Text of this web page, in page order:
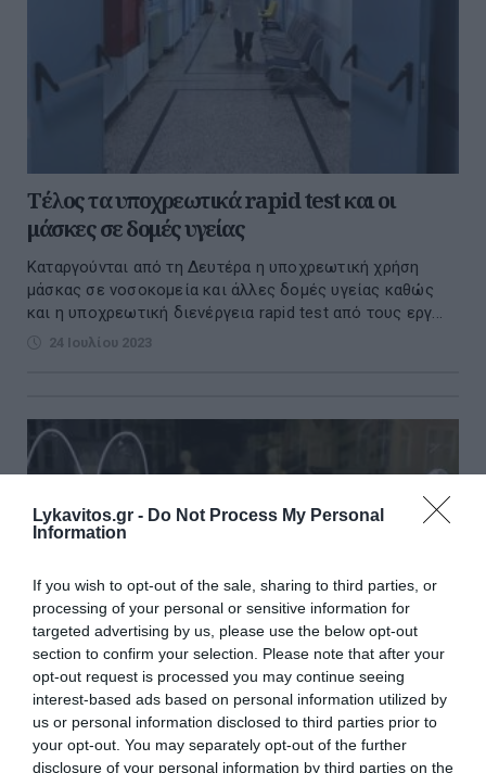
Lykavitos.gr - Do Not Process My Personal
Information
If you wish to opt-out of the sale, sharing to third parties, or
processing of your personal or sensitive information for
targeted advertising by us, please use the below opt-out
section to confirm your selection. Please note that after your
opt-out request is processed you may continue seeing
interest-based ads based on personal information utilized by
us or personal information disclosed to third parties prior to
your opt-out. You may separately opt-out of the further
disclosure of your personal information by third parties on the
Τέλος τα υποχρεωτικά rapid test και οι
μάσκες σε δομές υγείας
Καταργούνται από τη Δευτέρα η υποχρεωτική χρήση
μάσκας σε νοσοκομεία και άλλες δομές υγείας καθώς
και η υποχρεωτική διενέργεια rapid test από τους εργ...
24 Ιουλίου 2023
Η Γερμανία ρίχνει στην πυρά 755 εκατομμύρια